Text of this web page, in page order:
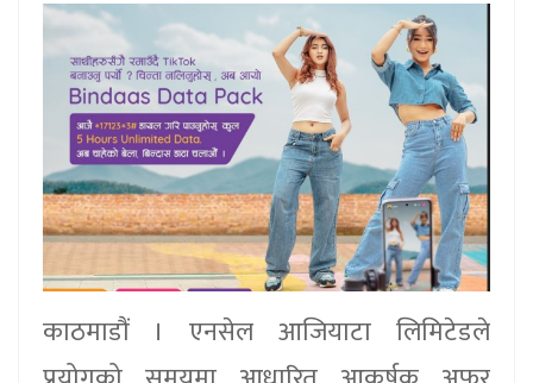
काठमाडौं । एनसेल आजियाटा लिमिटेडले